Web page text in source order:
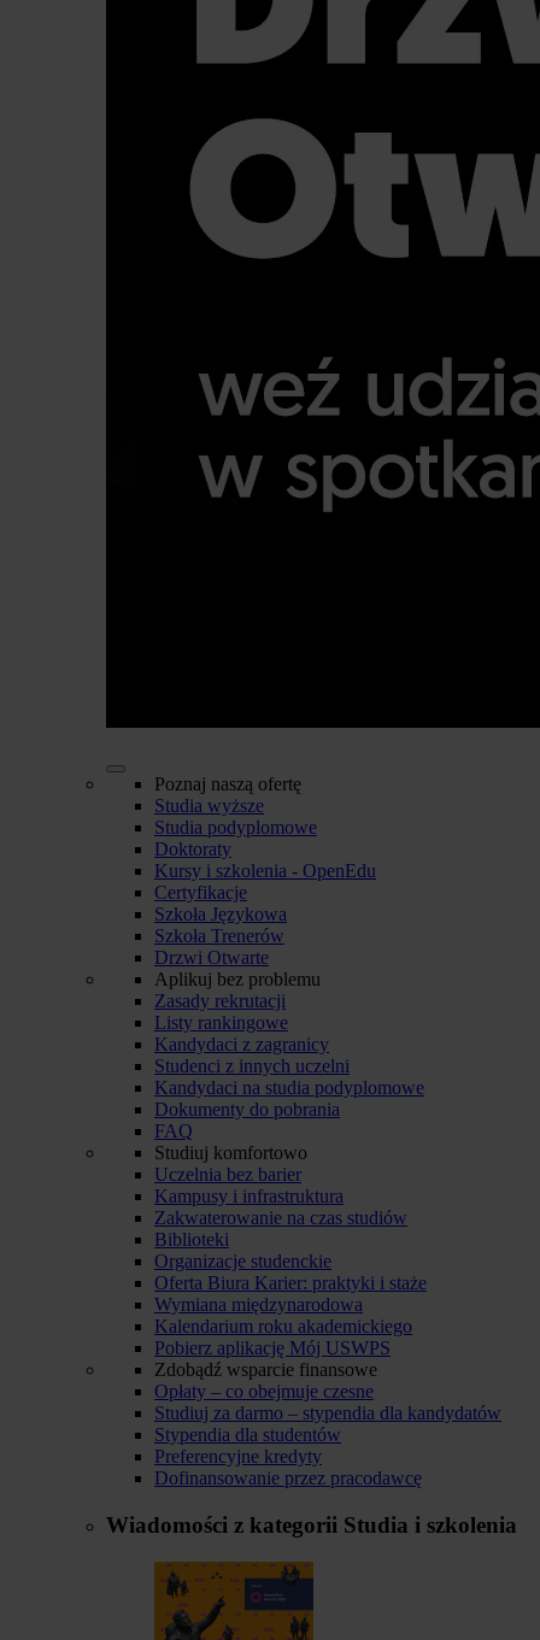
Poznaj naszą ofertę
Studia wyższe
Studia podyplomowe
Doktoraty
Kursy i szkolenia - OpenEdu
Certyfikacje
Szkoła Językowa
Szkoła Trenerów
Drzwi Otwarte
Aplikuj bez problemu
Zasady rekrutacji
Listy rankingowe
Kandydaci z zagranicy
Studenci z innych uczelni
Kandydaci na studia podyplomowe
Dokumenty do pobrania
FAQ
Studiuj komfortowo
Uczelnia bez barier
Kampusy i infrastruktura
Zakwaterowanie na czas studiów
Biblioteki
Organizacje studenckie
Oferta Biura Karier: praktyki i staże
Wymiana międzynarodowa
Kalendarium roku akademickiego
Pobierz aplikację Mój USWPS
Zdobądź wsparcie finansowe
Opłaty – co obejmuje czesne
Studiuj za darmo – stypendia dla kandydatów
Stypendia dla studentów
Preferencyjne kredyty
Dofinansowanie przez pracodawcę
Wiadomości z kategorii Studia i szkolenia